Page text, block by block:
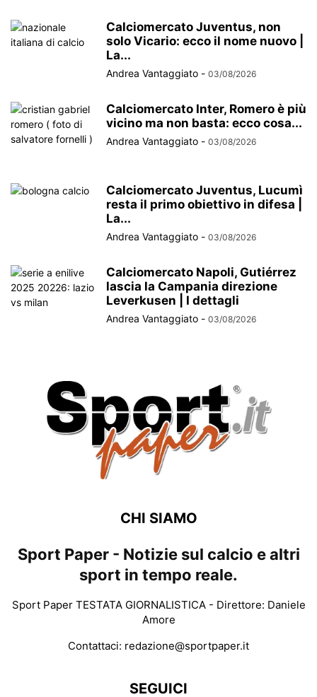
Calciomercato Juventus, non
solo Vicario: ecco il nome nuovo |
La...
Andrea Vantaggiato - 03/08/2026
Calciomercato Inter, Romero è più
vicino ma non basta: ecco cosa...
Andrea Vantaggiato - 03/08/2026
Calciomercato Juventus, Lucumì
resta il primo obiettivo in difesa |
La...
Andrea Vantaggiato - 03/08/2026
Calciomercato Napoli, Gutiérrez
lascia la Campania direzione
Leverkusen | I dettagli
Andrea Vantaggiato - 03/08/2026
CHI SIAMO
Sport Paper - Notizie sul calcio e altri
sport in tempo reale.
Sport Paper TESTATA GIORNALISTICA - Direttore: Daniele
Amore
Contattaci: redazione@sportpaper.it
SEGUICI